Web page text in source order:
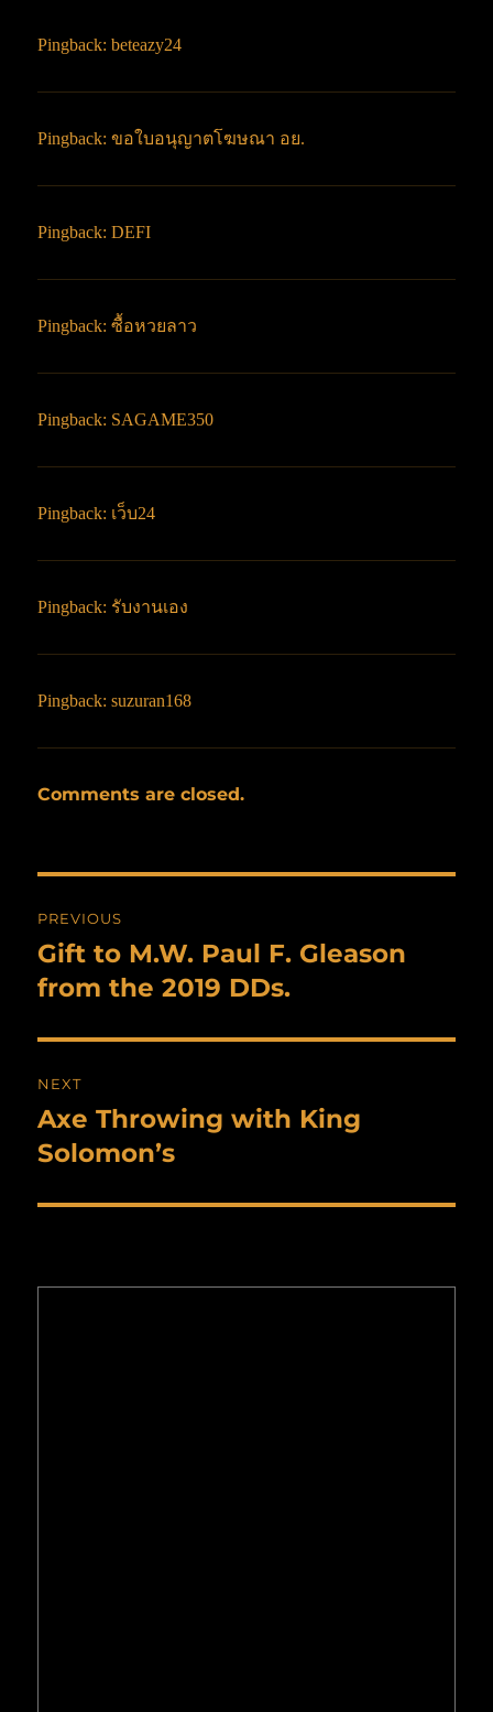
Pingback:beteazy24
Pingback:ขอใบอนุญาตโฆษณา อย.
Pingback:DEFI
Pingback:ซื้อหวยลาว
Pingback: SAGAME350
Pingback: เว็บ24
Pingback: รับงานเอง
Pingback:suzuran168
Comments are closed.
navigation
PREVIOUS
Previous
post:
Gift to M.W. Paul F. Gleason
from the 2019 DDs.
NEXT
Next
post:
Axe Throwing with King
Solomon’s